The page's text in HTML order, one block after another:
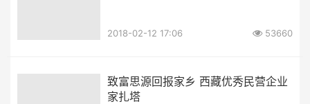
2018-02-12 17:06 53660
致富思源回报家乡 西藏优秀民营企业
家扎塔